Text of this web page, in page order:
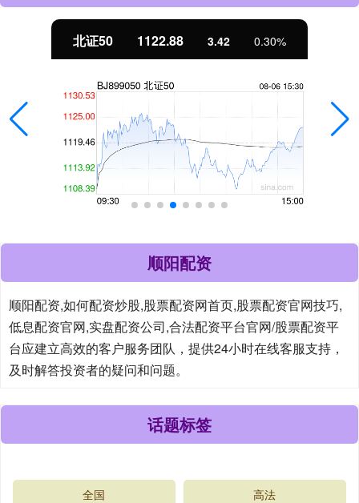
北证50 1122.88 3.42 0.30%
顺阳配资
顺阳配资,如何配资炒股,股票配资网首页,股票配资官网技巧,
低息配资官网,实盘配资公司,合法配资平台官网/股票配资平
台应建立高效的客户服务团队，提供24小时在线客服支持，
及时解答投资者的疑问和问题。
话题标签
全国 高法